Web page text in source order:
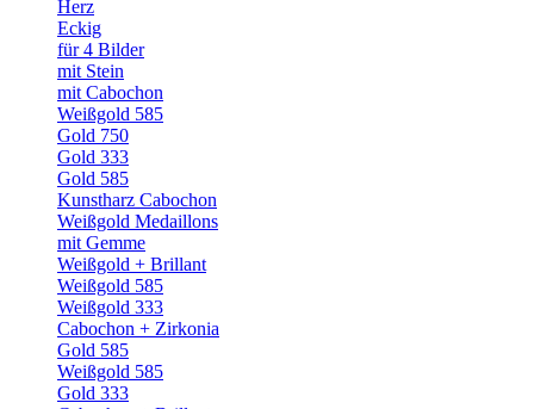
Herz
Eckig
für 4 Bilder
mit Stein
mit Cabochon
Weißgold 585
Gold 750
Gold 333
Gold 585
Kunstharz Cabochon
Weißgold Medaillons
mit Gemme
Weißgold + Brillant
Weißgold 585
Weißgold 333
Cabochon + Zirkonia
Gold 585
Weißgold 585
Gold 333